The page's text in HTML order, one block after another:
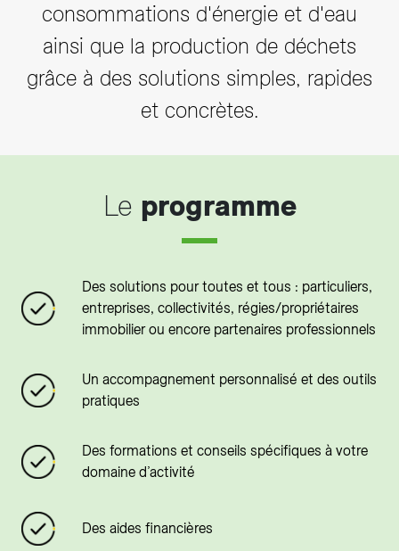
consommations d'énergie et d'eau
ainsi que la production de déchets
grâce à des solutions simples, rapides
et concrètes.
Le programme
Des solutions pour toutes et tous : particuliers,
entreprises, collectivités, régies/propriétaires
immobilier ou encore partenaires professionnels
Un accompagnement personnalisé et des outils
pratiques
Des formations et conseils spécifiques à votre
domaine d’activité
Des aides financières